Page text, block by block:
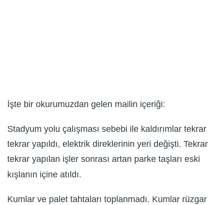
İşte bir okurumuzdan gelen mailin içeriği:
Stadyum yolu çalışması sebebi ile kaldırımlar tekrar
tekrar yapıldı, elektrik direklerinin yeri değişti. Tekrar
tekrar yapılan işler sonrası artan parke taşları eski
kışlanın içine atıldı.
Kumlar ve palet tahtaları toplanmadı. Kumlar rüzgar